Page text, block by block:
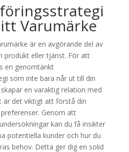
Varumärke
är en avgörande del av
produkt eller tjänst. För att
en genomtänkt
som inte bara når ut till din
en varaktig relation med
är det viktigt att förstå din
Genom att
kan du få insikter
potentiella kunder och hur du
behov. Detta ger dig en solid